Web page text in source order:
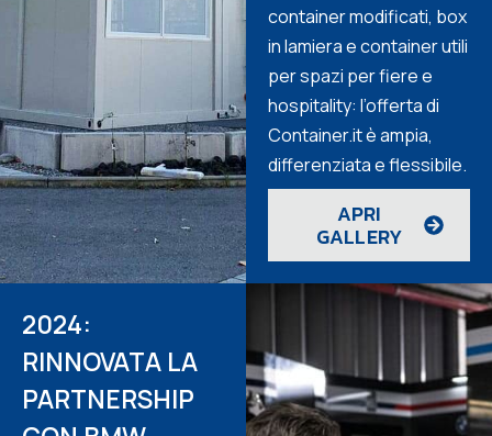
container modificati, box
in lamiera e container utili
per spazi per fiere e
hospitality: l’offerta di
Container.it è ampia,
differenziata e flessibile.
APRI
GALLERY
2024:
RINNOVATA LA
PARTNERSHIP